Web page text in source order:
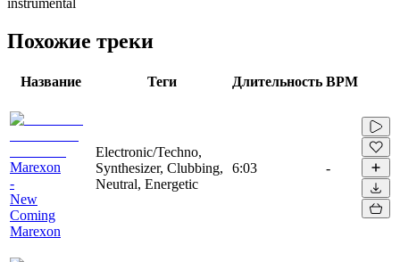
Похожие треки
Название Теги Длительность BPM
Marexon
-
New
Coming
Marexon
Electronic/Techno,
Synthesizer, Clubbing,
Neutral, Energetic
6:03 -